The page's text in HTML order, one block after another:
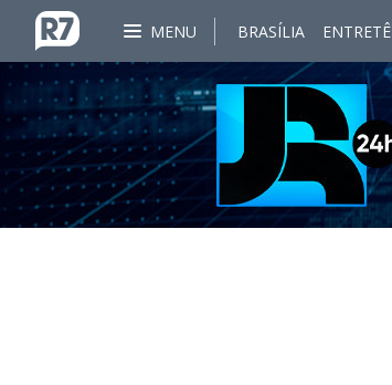
MENU BRASÍLIA ENTRETÊ